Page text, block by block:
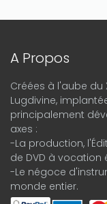
A Propos
Créées à l'aube du
Lugdivine,
principalement
axes :
-La production,
de DVD à vocation
-Le négoce
monde entier.